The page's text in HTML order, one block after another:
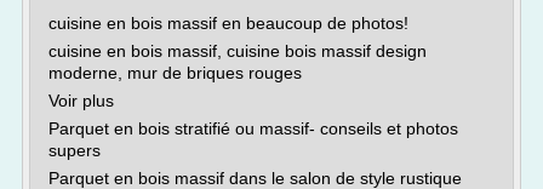
cuisine en bois massif en beaucoup de photos!
cuisine en bois massif, cuisine bois massif design
moderne, mur de briques rouges
Voir plus
Parquet en bois stratifié ou massif- conseils et photos
supers
Parquet en bois massif dans le salon de style rustique